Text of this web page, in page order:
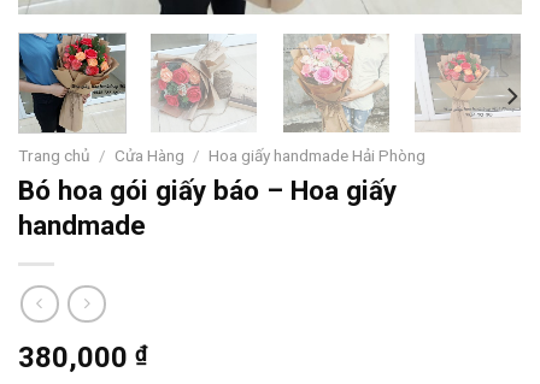
Trang chủ / Cửa Hàng / Hoa giấy handmade Hải Phòng
Bó hoa gói giấy báo – Hoa giấy
handmade
380,000 ₫